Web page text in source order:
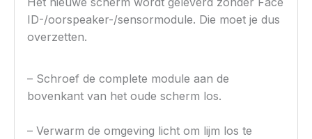
ID-/oorspeaker-/sensormodule. Die moet je dus
overzetten.
– Schroef de complete module aan de
bovenkant van het oude scherm los.
– Verwarm de omgeving licht om lijm los te